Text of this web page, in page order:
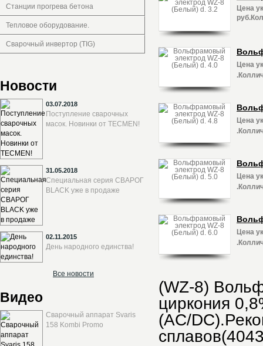
Станции прогрева бетона
Тепловое оборудование.
Сварочный инвертор (TIG)
Новости
03.07.2018
Поступление сварочных
масок. Новинки от TECMEN!
31.05.2018
Специальная серия СВАРОГ
BLACK уже в продаже
02.11.2015
День народного единства!
Все новости
Видео
Сварочный аппарат Svaris
158 Kombi Promo
Цена
Цена
Цена
Цена
Цена
(WZ-8)
циркония
(AC/